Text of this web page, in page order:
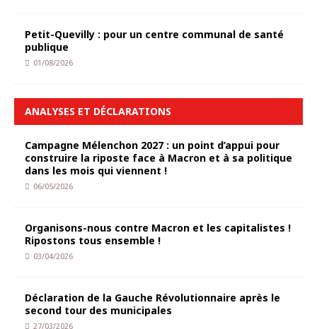
Petit-Quevilly : pour un centre communal de santé
publique
01/08/2026
ANALYSES ET DÉCLARATIONS
Campagne Mélenchon 2027 : un point d’appui pour
construire la riposte face à Macron et à sa politique
dans les mois qui viennent !
06/05/2026
Organisons-nous contre Macron et les capitalistes !
Ripostons tous ensemble !
03/04/2026
Déclaration de la Gauche Révolutionnaire après le
second tour des municipales
27/03/2026